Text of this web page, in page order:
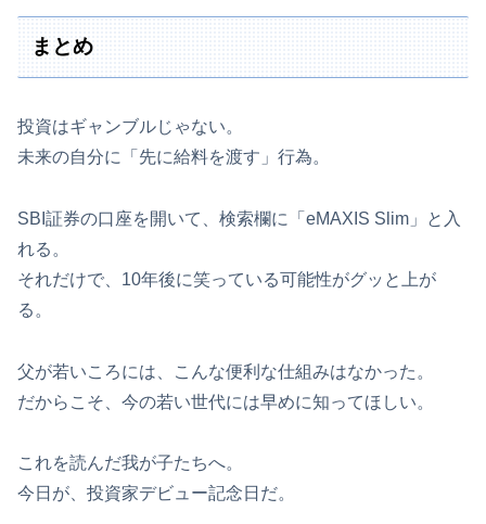
まとめ
投資はギャンブルじゃない。
未来の自分に「先に給料を渡す」行為。
SBI証券の口座を開いて、検索欄に「eMAXIS Slim」と入
れる。
それだけで、10年後に笑っている可能性がグッと上が
る。
父が若いころには、こんな便利な仕組みはなかった。
だからこそ、今の若い世代には早めに知ってほしい。
これを読んだ我が子たちへ。
今日が、投資家デビュー記念日だ。